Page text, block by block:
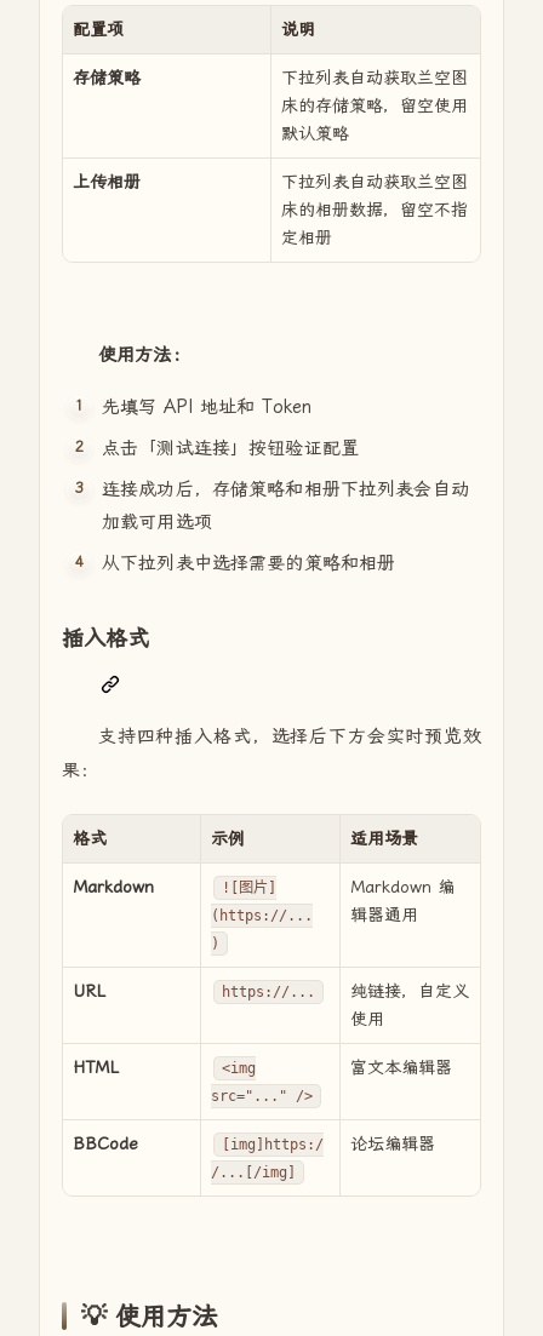
配置项 说明
存储策略
下拉列表自动获取兰空图
床的存储策略，留空使用
默认策略
上传相册
下拉列表自动获取兰空图
床的相册数据，留空不指
定相册
使用方法：
先填写 API 地址和 Token
点击「测试连接」按钮验证配置
连接成功后，存储策略和相册下拉列表会自动
加载可用选项
从下拉列表中选择需要的策略和相册
插入格式
支持四种插入格式，选择后下方会实时预览效
果：
格式 示例 适用场景
Markdown
![图片]
(https://...
)
Markdown 编
辑器通用
URL https://...
纯链接，自定义
使用
HTML
<img
src="..." />
富文本编辑器
BBCode
[img]https:/
/...[/img]
论坛编辑器
💡 使用方法